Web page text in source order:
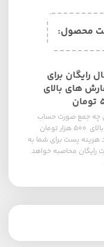
محصول:​
رایگان برای
های بالای
چه جمع صورت حساب
شما بالای ۵۰۰ هزار تومان
هزینه پست برای شما به
رایگان محاصبه خواهد